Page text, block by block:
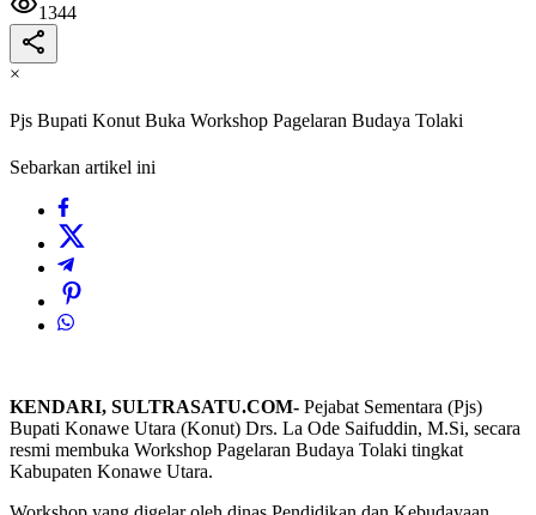
1344
×
Pjs Bupati Konut Buka Workshop Pagelaran Budaya Tolaki
Sebarkan artikel ini
KENDARI, SULTRASATU.COM- Pejabat Sementara (Pjs)
Bupati Konawe Utara (Konut) Drs. La Ode Saifuddin, M.Si, secara
resmi membuka Workshop Pagelaran Budaya Tolaki tingkat
Kabupaten Konawe Utara.